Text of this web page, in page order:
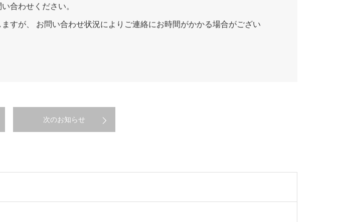
合わせください。
すが、 お問い合わせ状況によりご連絡にお時間がかかる場合がござい
次のお知らせ